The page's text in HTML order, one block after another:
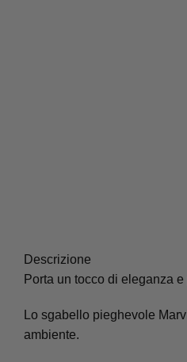
Descrizione
Porta un tocco di eleganza
Lo sgabello pieghevole
ambiente.